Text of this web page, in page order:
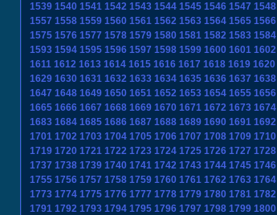
1539 1540 1541 1542 1543 1544 1545 1546 1547 1548
1557 1558 1559 1560 1561 1562 1563 1564 1565 1566
1575 1576 1577 1578 1579 1580 1581 1582 1583 1584
1593 1594 1595 1596 1597 1598 1599 1600 1601 1602
1611 1612 1613 1614 1615 1616 1617 1618 1619 1620
1629 1630 1631 1632 1633 1634 1635 1636 1637 1638
1647 1648 1649 1650 1651 1652 1653 1654 1655 1656
1665 1666 1667 1668 1669 1670 1671 1672 1673 1674
1683 1684 1685 1686 1687 1688 1689 1690 1691 1692
1701 1702 1703 1704 1705 1706 1707 1708 1709 1710
1719 1720 1721 1722 1723 1724 1725 1726 1727 1728
1737 1738 1739 1740 1741 1742 1743 1744 1745 1746
1755 1756 1757 1758 1759 1760 1761 1762 1763 1764
1773 1774 1775 1776 1777 1778 1779 1780 1781 1782
1791 1792 1793 1794 1795 1796 1797 1798 1799 1800